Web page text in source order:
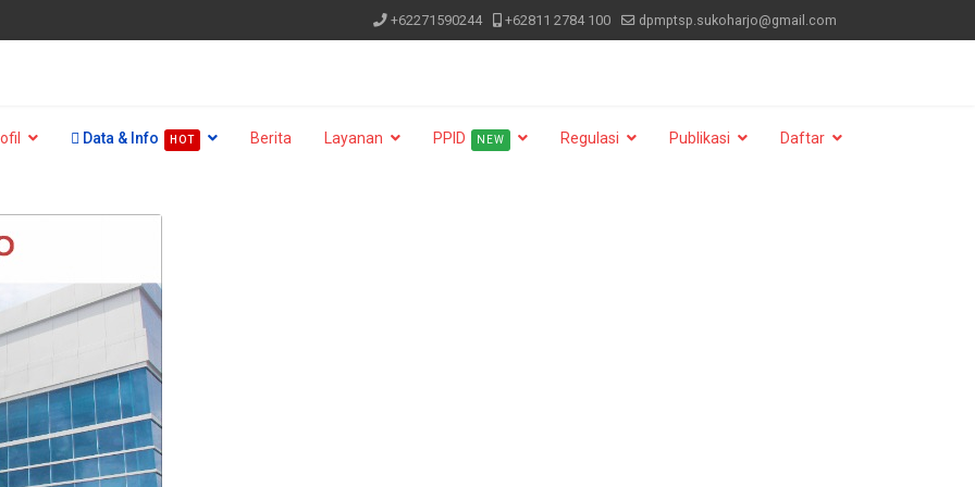
+62271590244 +62811 2784 100 dpmptsp.sukoharjo@gmail.com
Data & Info HOT Berita Layanan PPID NEW Regulasi Publikasi Daftar